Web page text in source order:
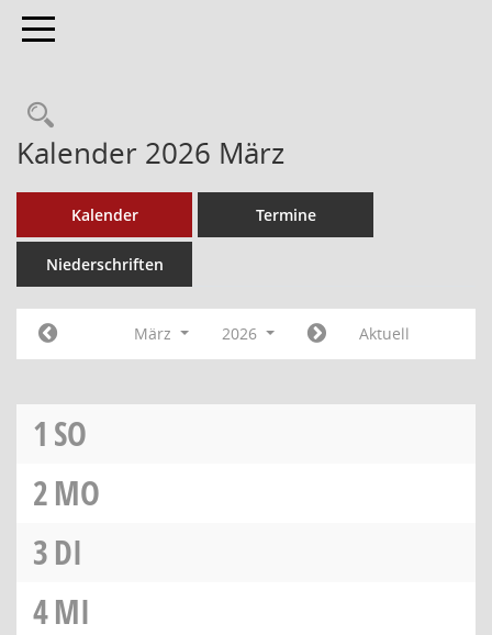
Toggle navigation
Kalender 2026 März
Kalender Termine
Niederschriften
März 2026 Aktuell
1 SO
2MO
3DI
4MI